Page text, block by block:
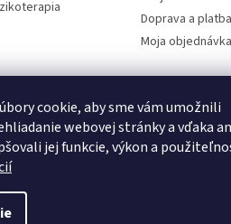
cookie, aby sme vám umožnili
webovej stránky a vďaka
jej funkcie, výkon a
Doprava a platba
Moja objednávka
pre všetkých Pricemania.sk –